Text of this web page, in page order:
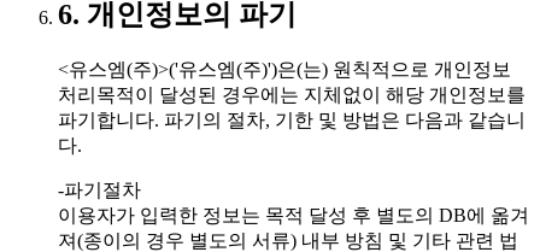
6. 개인정보의 파기
<유스엠(주)>('유스엠(주)')은(는) 원칙적으로 개인정보
처리목적이 달성된 경우에는 지체없이 해당 개인정보를
파기합니다. 파기의 절차, 기한 및 방법은 다음과 같습니
다.
-파기절차
이용자가 입력한 정보는 목적 달성 후 별도의 DB에 옮겨
져(종이의 경우 별도의 서류) 내부 방침 및 기타 관련 법